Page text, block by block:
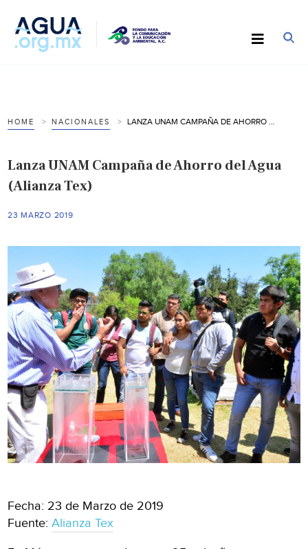
HOME NACIONALES
Lanza UNAM Campaña de Ahorro del Agua
(Alianza Tex)
23 MARZO 2019
Fecha: 23 de Marzo de 2019
Fuente:Alianza Tex